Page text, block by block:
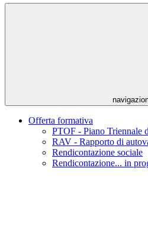
Offerta formativa
PTOF - Piano Triennale
RAV - Rapporto di
Rendicontazione sociale
Rendicontazione... in